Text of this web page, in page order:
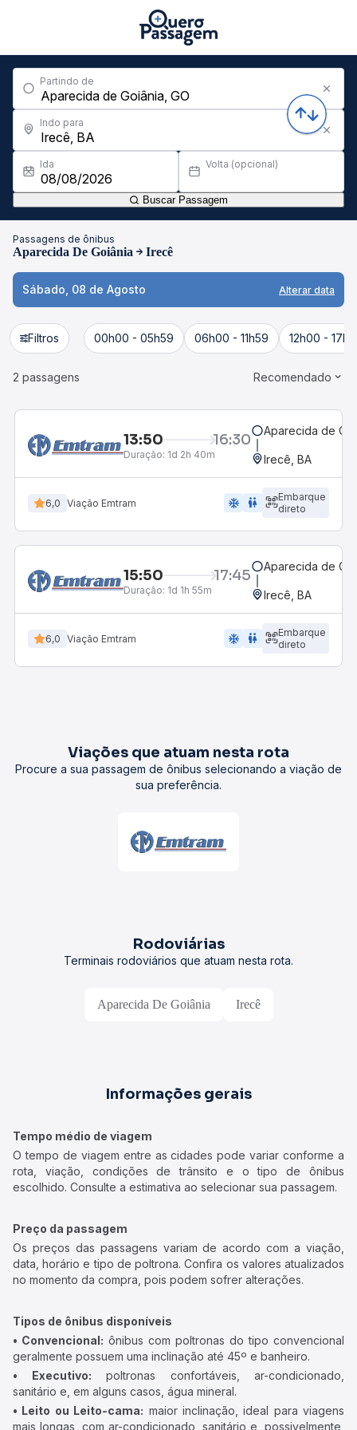
Partindo de
Indo para
Ida Volta (opcional)
Buscar Passagem
Passagens de ônibus
Aparecida De Goiânia Irecê
Sábado, 08 de Agosto Alterar data
Filtros 00h00 - 05h59 06h00 - 11h59 12h00 -
2 passagens Recomendado
13:50 16:30
Duração: 1d 2h 40m
Aparecida de
Irecê, BA
6,0 Viação Emtram ac_unit wc
Embarque
direto
15:50 17:45
Duração: 1d 1h 55m
Aparecida de
Irecê, BA
6,0 Viação Emtram ac_unit wc
Embarque
direto
Viações que atuam nesta rota
Procure a sua passagem de ônibus selecionando a viação de
sua preferência.
Rodoviárias
Terminais rodoviários que atuam nesta rota.
Aparecida De Goiânia Irecê
Informações gerais
Tempo médio de viagem
O tempo de viagem entre as cidades pode variar conforme a
rota, viação, condições de trânsito e o tipo de ônibus
escolhido. Consulte a estimativa ao selecionar sua passagem.
Preço da passagem
Os preços das passagens variam de acordo com a viação,
data, horário e tipo de poltrona. Confira os valores atualizados
no momento da compra, pois podem sofrer alterações.
Tipos de ônibus disponíveis
• Convencional: ônibus com poltronas do tipo convencional
geralmente possuem uma inclinação até 45º e banheiro.
• Executivo: poltronas confortáveis, ar-condicionado,
sanitário e, em alguns casos, água mineral.
• Leito ou Leito-cama: maior inclinação, ideal para viagens
mais longas, com ar-condicionado, sanitário e, possivelmente,